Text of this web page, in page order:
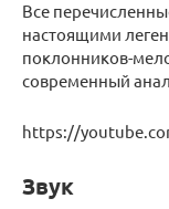
Все
настоящими
поклонников-
современный
https://
Звук